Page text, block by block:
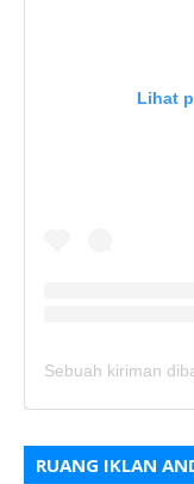
Lihat
RUANG IKLAN